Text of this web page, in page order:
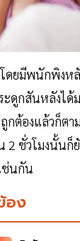
โดยมีพนักพิงห
ะดูกสันหลังไ
กต้องแล้วก็ต
2 ชั่วโมงนั้นก็
ช่นกัน
อง